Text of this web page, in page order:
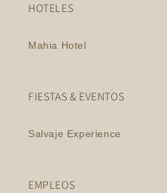
HOTELES
Mahia Hotel
FIESTAS & EVENTOS
Salvaje Experience
EMPLEOS